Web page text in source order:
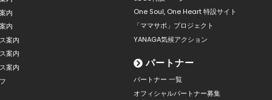
内
内
案内
案内
案内
One Soul, One Heart 特設サイト
「ママサポ」プロジェクト
YANAGA気候アクション
パートナー
パートナー 一覧
オフィシャルパートナー募集